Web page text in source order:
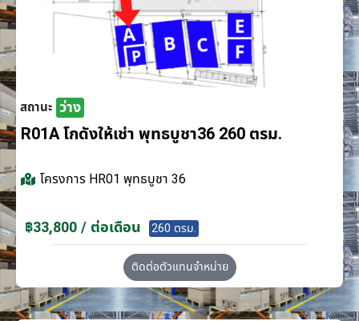
สถานะ ว่าง
R01A โกดังให้เช่า พุทธบูชา36 260 ตรม.
โครงการ HR01 พุทธบูชา 36
฿33,800 / ต่อเดือน 260 ตรม.
ติดต่อตัวแทนจำหน่าย